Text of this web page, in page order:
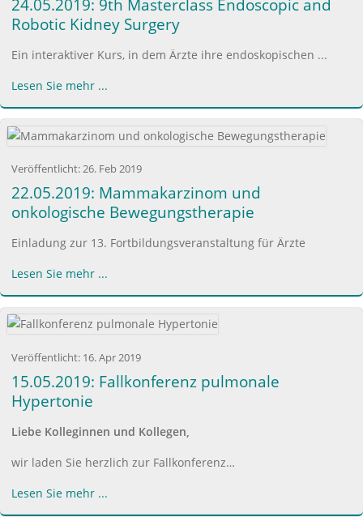
24.05.2019: 9th Masterclass Endoscopic and
Robotic Kidney Surgery
Ein interaktiver Kurs, in dem Ärzte ihre endoskopischen ...
Lesen Sie mehr ...
Veröffentlicht:26. Feb 2019
22.05.2019: Mammakarzinom und
onkologische Bewegungstherapie
Einladung zur 13. Fortbildungsveranstaltung für Ärzte
Lesen Sie mehr ...
Veröffentlicht: 16. Apr 2019
15.05.2019: Fallkonferenz pulmonale
Hypertonie
Liebe Kolleginnen und Kollegen,
wir laden Sie herzlich zur Fallkonferenz…
Lesen Sie mehr ...